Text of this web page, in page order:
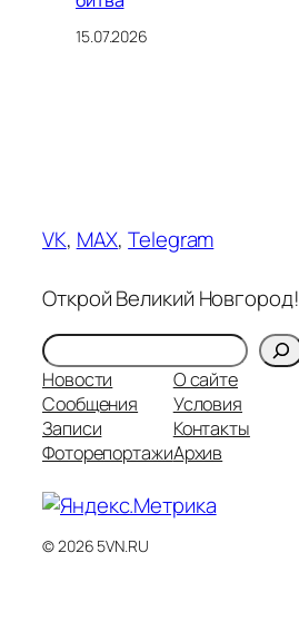
15.07.2026
VK, MAX,Telegram
Открой Великий Новгород!
Поиск
Новости
Сообщения
Записи
Фоторепортажи
О сайте
Условия
Контакты
Архив
© 2026 5VN.RU